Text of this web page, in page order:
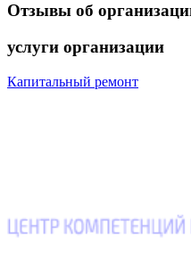
Отзывы об
услуги организации
Капитальный ремонт